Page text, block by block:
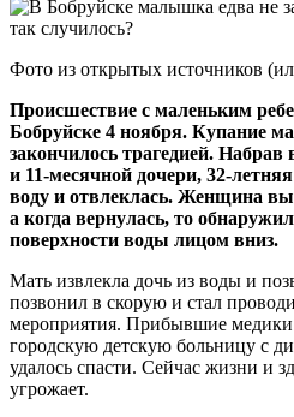
Фото из открытых источников
Происшествие с маленьким
Бобруйске 4 ноября. Купание
закончилось трагедией.
и 11-месячной дочери, 32-
воду и отвлеклась. Женщина
а когда вернулась, то
поверхности воды лицом вниз.
Мать извлекла дочь из воды и
позвонил в скорую и стал
мероприятия. Прибывшие медики
городскую детскую больницу с
удалось спасти. Сейчас жизни и
угрожает.